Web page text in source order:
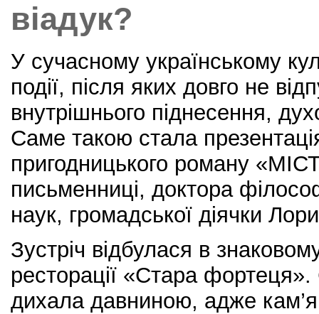
віадук?
У сучасному українському
події, після яких довго не
внутрішнього піднесення,
Саме такою стала
пригодницького роману
письменниці, доктора
наук, громадської діячки Лори
Зустріч відбулася в
ресторації «Стара
дихала давниною, адже